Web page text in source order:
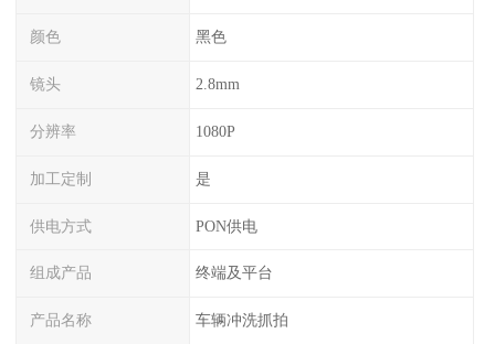
颜色 黑色
镜头 2.8mm
分辨率 1080P
加工定制 是
供电方式 PON供电
组成产品 终端及平台
产品名称 车辆冲洗抓拍